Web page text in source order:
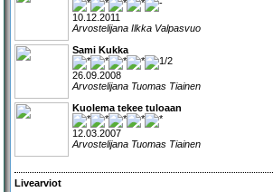
10.12.2011
Arvostelijana Ilkka Valpasvuo
Sami Kukka
26.09.2008
Arvostelijana Tuomas Tiainen
Kuolema tekee tuloaan
12.03.2007
Arvostelijana Tuomas Tiainen
Livearviot